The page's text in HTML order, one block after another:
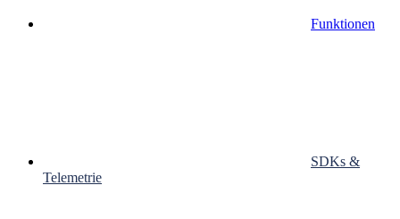
Funktionen
SDKs &
Telemetrie